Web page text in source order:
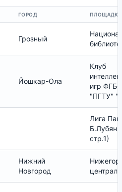
ГОРОД ПЛОЩАДКА
Грозный
Йошкар-Ола
Клуб
игр
"ПГТУ"
Лига Пап
стр.1)
Нижний
Новгород